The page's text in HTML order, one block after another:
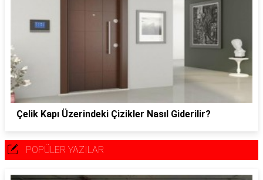
Çelik Kapı Üzerindeki Çizikler Nasıl Giderilir?
POPÜLER YAZILAR